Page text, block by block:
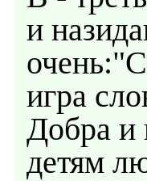
и
игра
Добра и
детям